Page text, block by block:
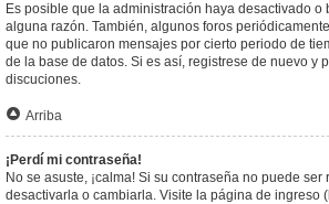
Es posible que la administración haya desactivado o
alguna razón. También, algunos foros
que no publicaron mensajes por cierto periodo de
de la base de datos. Si es así, registrese de nuevo y
discuciones.
Arriba
¡Perdí mi contraseña!
No se asuste, ¡calma! Si su contraseña no puede
desactivarla o cambiarla. Visite la página de ingreso